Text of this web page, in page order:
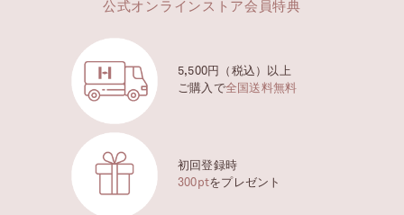
公式オンラインストア会員特典
5,500円（税込）以上
ご購入で全国送料無料
初回登録時
300ptをプレゼント